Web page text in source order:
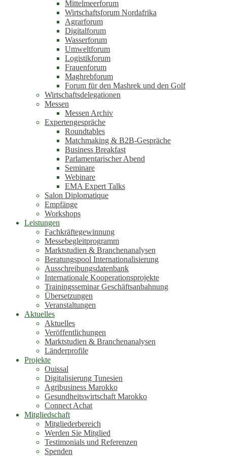
Mittelmeerforum
Wirtschaftsforum Nordafrika
Agrarforum
Digitalforum
Wasserforum
Umweltforum
Logistikforum
Frauenforum
Maghrebforum
Forum für den Mashrek und den Golf
Wirtschaftsdelegationen
Messen
Messen Archiv
Expertengespräche
Roundtables
Matchmaking & B2B-Gespräche
Business Breakfast
Parlamentarischer Abend
Seminare
Webinare
EMA Expert Talks
Salon Diplomatique
Empfänge
Workshops
Leistungen
Fachkräftegewinnung
Messebegleitprogramm
Marktstudien & Branchenanalysen
Beratungspool Internationalisierung
Ausschreibungsdatenbank
Internationale Kooperationsprojekte
Trainingsseminar Geschäftsanbahnung
Übersetzungen
Veranstaltungen
Aktuelles
Aktuelles
Veröffentlichungen
Marktstudien & Branchenanalysen
Länderprofile
Projekte
Ouissal
Digitalisierung Tunesien
Agribusiness Marokko
Gesundheitswirtschaft Marokko
Connect Achat
Mitgliedschaft
Mitgliederbereich
Werden Sie Mitglied
Testimonials und Referenzen
Spenden